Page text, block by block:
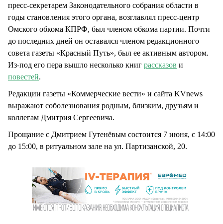
пресс-секретарем Законодательного собрания области в
годы становления этого органа, возглавлял пресс-центр
Омского обкома КПРФ, был членом обкома партии. Почти
до последних дней он оставался членом редакционного
совета газеты «Красный Путь», был ее активным автором.
Из-под его пера вышло несколько книг рассказов и
повестей.
Редакции газеты «Коммерческие вести» и сайта KVnews
выражают соболезнования родным, близким, друзьям и
коллегам Дмитрия Сергеевича.
Прощание с Дмитрием Гутенёвым состоится 7 июня, с 14:00
до 15:00, в ритуальном зале на ул. Партизанской, 20.